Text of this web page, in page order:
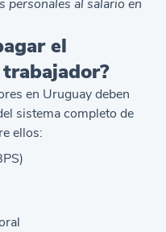
personales al salario en
el
en Uruguay deben
sistema completo de
ellos: